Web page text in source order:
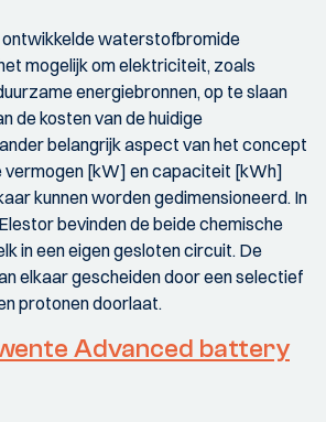
ontwikkelde waterstofbromide
mogelijk om elektriciteit, zoals
energiebronnen, op te slaan
de kosten van de huidige
belangrijk aspect van het concept
vermogen [kW] en capaciteit [kWh]
kunnen worden gedimensioneerd. In
bevinden de beide chemische
in een eigen gesloten circuit. De
elkaar gescheiden door een selectief
protonen doorlaat.
Advanced battery